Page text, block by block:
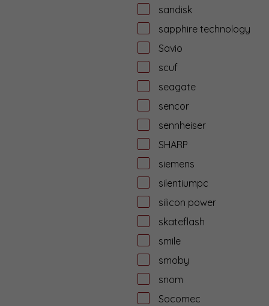
sandisk
sapphire technology
Savio
scuf
seagate
sencor
sennheiser
SHARP
siemens
silentiumpc
silicon power
skateflash
smile
smoby
snom
Socomec